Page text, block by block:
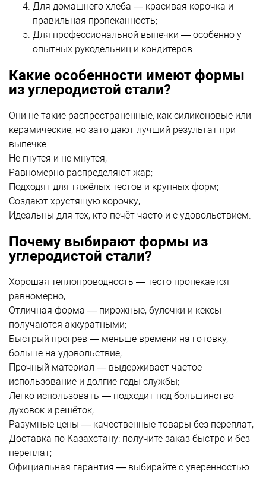
Для домашнего хлеба — красивая корочка и
правильная пропёканность;
Для профессиональной выпечки — особенно у
опытных рукодельниц и кондитеров.
Какие особенности имеют формы
из углеродистой стали?
Они не такие распространённые, как силиконовые или
керамические, но зато дают лучший результат при
выпечке:
Не гнутся и не мнутся;
Равномерно распределяют жар;
Подходят для тяжёлых тестов и крупных форм;
Создают хрустящую корочку;
Идеальны для тех, кто печёт часто и с удовольствием.
Почему выбирают формы из
углеродистой стали?
Хорошая теплопроводность — тесто пропекается
равномерно;
Отличная форма — пирожные, булочки и кексы
получаются аккуратными;
Быстрый прогрев — меньше времени на готовку,
больше на удовольствие;
Прочный материал — выдерживает частое
использование и долгие годы службы;
Легко использовать — подходит под большинство
духовок и решёток;
Разумные цены — качественные товары без переплат;
Доставка по Казахстану: получите заказ быстро и без
переплат;
Официальная гарантия — выбирайте с уверенностью.